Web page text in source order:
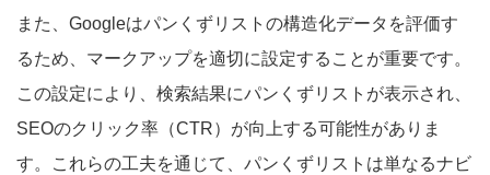
また、Googleはパンくずリストの構造化データを評価す
るため、マークアップを適切に設定することが重要です。
この設定により、検索結果にパンくずリストが表示され、
SEOのクリック率（CTR）が向上する可能性がありま
す。これらの工夫を通じて、パンくずリストは単なるナビ